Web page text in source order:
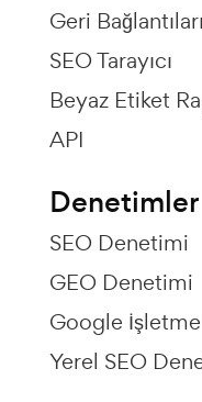
Geri
SEO Tarayıcı
Beyaz Etiket
API
Denetimler
SEO Denetimi
GEO Denetimi
Google
Yerel SEO